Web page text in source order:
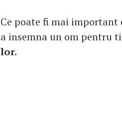
Ce poate fi mai
a insemna un om pentru
lor.